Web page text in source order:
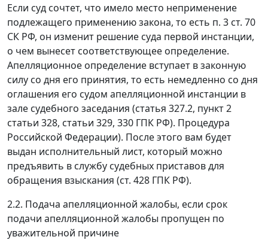
Если суд сочтет, что имело место неприменение
подлежащего применению закона, то есть п. 3 ст. 70
СК РФ, он изменит решение суда первой инстанции,
о чем вынесет соответствующее определение.
Апелляционное определение вступает в законную
силу со дня его принятия, то есть немедленно со дня
оглашения его судом апелляционной инстанции в
зале судебного заседания (статья 327.2, пункт 2
статьи 328, статьи 329, 330 ГПК РФ). Процедура
Российской Федерации). После этого вам будет
выдан исполнительный лист, который можно
предъявить в службу судебных приставов для
обращения взыскания (ст. 428 ГПК РФ).
2.2. Подача апелляционной жалобы, если срок
подачи апелляционной жалобы пропущен по
уважительной причине